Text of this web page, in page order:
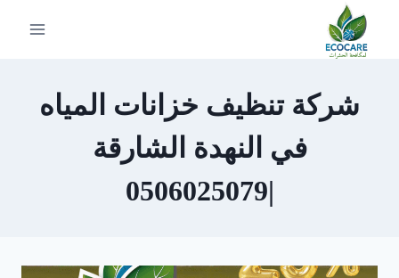
التجاوز
شركة تنظيف خزانات المياه
في النهدة الشارقة
|0506025079